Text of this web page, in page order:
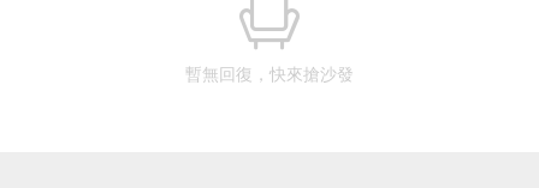
暫無回復，快來搶沙發